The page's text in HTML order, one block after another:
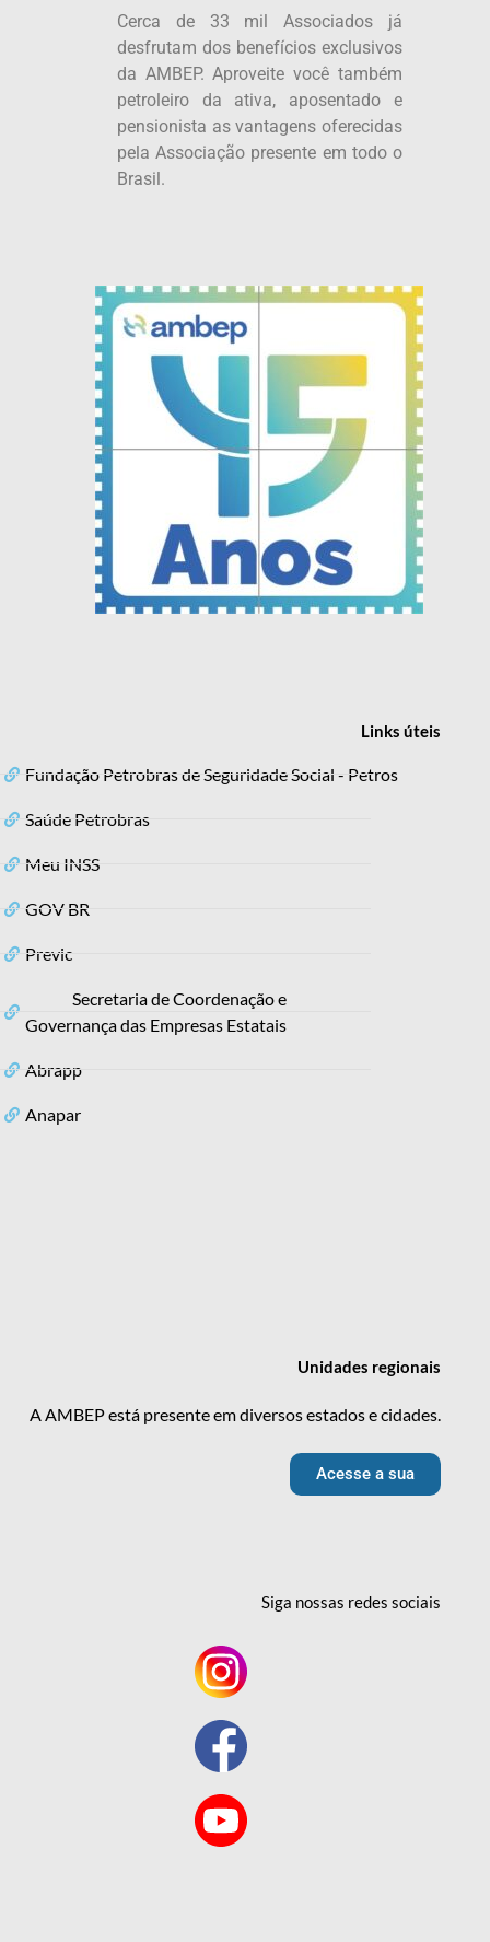
Cerca de 33 mil Associados já
desfrutam dos benefícios exclusivos
da AMBEP. Aproveite você também
petroleiro da ativa, aposentado e
pensionista as vantagens oferecidas
pela Associação presente em todo o
Brasil.
Linksúteis
Fundação Petrobras de Seguridade Social - Petros
Saúde Petrobras
Meu INSS
GOV BR
Previc
Secretaria de Coordenação e
Governança das Empresas Estatais
Abrapp
Anapar
Unidades regionais
A AMBEP está presente em diversos estados e cidades.
Acesse a sua
Siga nossas redessociais